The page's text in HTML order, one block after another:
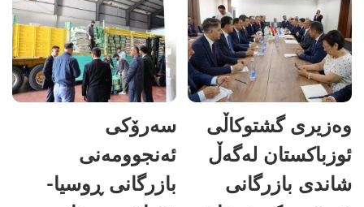
وەزیری گشتوکاڵی
ئوزباکستان لەگەڵ
شاندی بازرگانی
سەرۆکی
ئەنجوومەنی
بازرگانی ڕوسیا-